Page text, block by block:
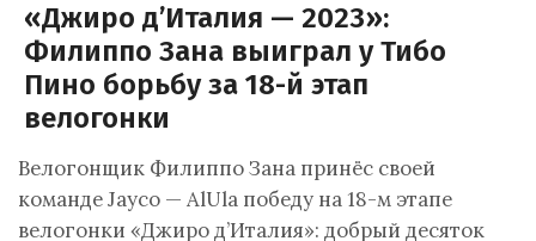
«Джиро д’Италия — 2023»:
Филиппо Зана выиграл у Тибо
Пино борьбу за 18-й этап
велогонки
Велогонщик Филиппо Зана принёс своей
команде Jayco — AlUla победу на 18-м этапе
велогонки «Джиро д’Италия»: добрый десяток